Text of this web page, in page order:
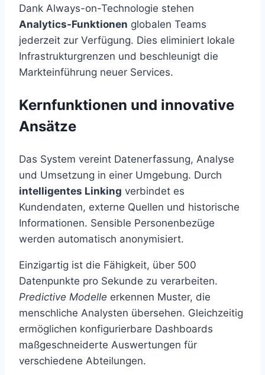
Dank Always-on-Technologie stehen
Analytics-Funktionen globalen Teams
jederzeit zur Verfügung. Dies eliminiert lokale
Infrastrukturgrenzen und beschleunigt die
Markteinführung neuer Services.
Kernfunktionen und innovative
Ansätze
Das System vereint Datenerfassung, Analyse
und Umsetzung in einer Umgebung. Durch
intelligentes Linking verbindet es
Kundendaten, externe Quellen und historische
Informationen. Sensible Personenbezüge
werden automatisch anonymisiert.
Einzigartig ist die Fähigkeit, über 500
Datenpunkte pro Sekunde zu verarbeiten.
Predictive Modelle erkennen Muster, die
menschliche Analysten übersehen. Gleichzeitig
ermöglichen konfigurierbare Dashboards
maßgeschneiderte Auswertungen für
verschiedene Abteilungen.